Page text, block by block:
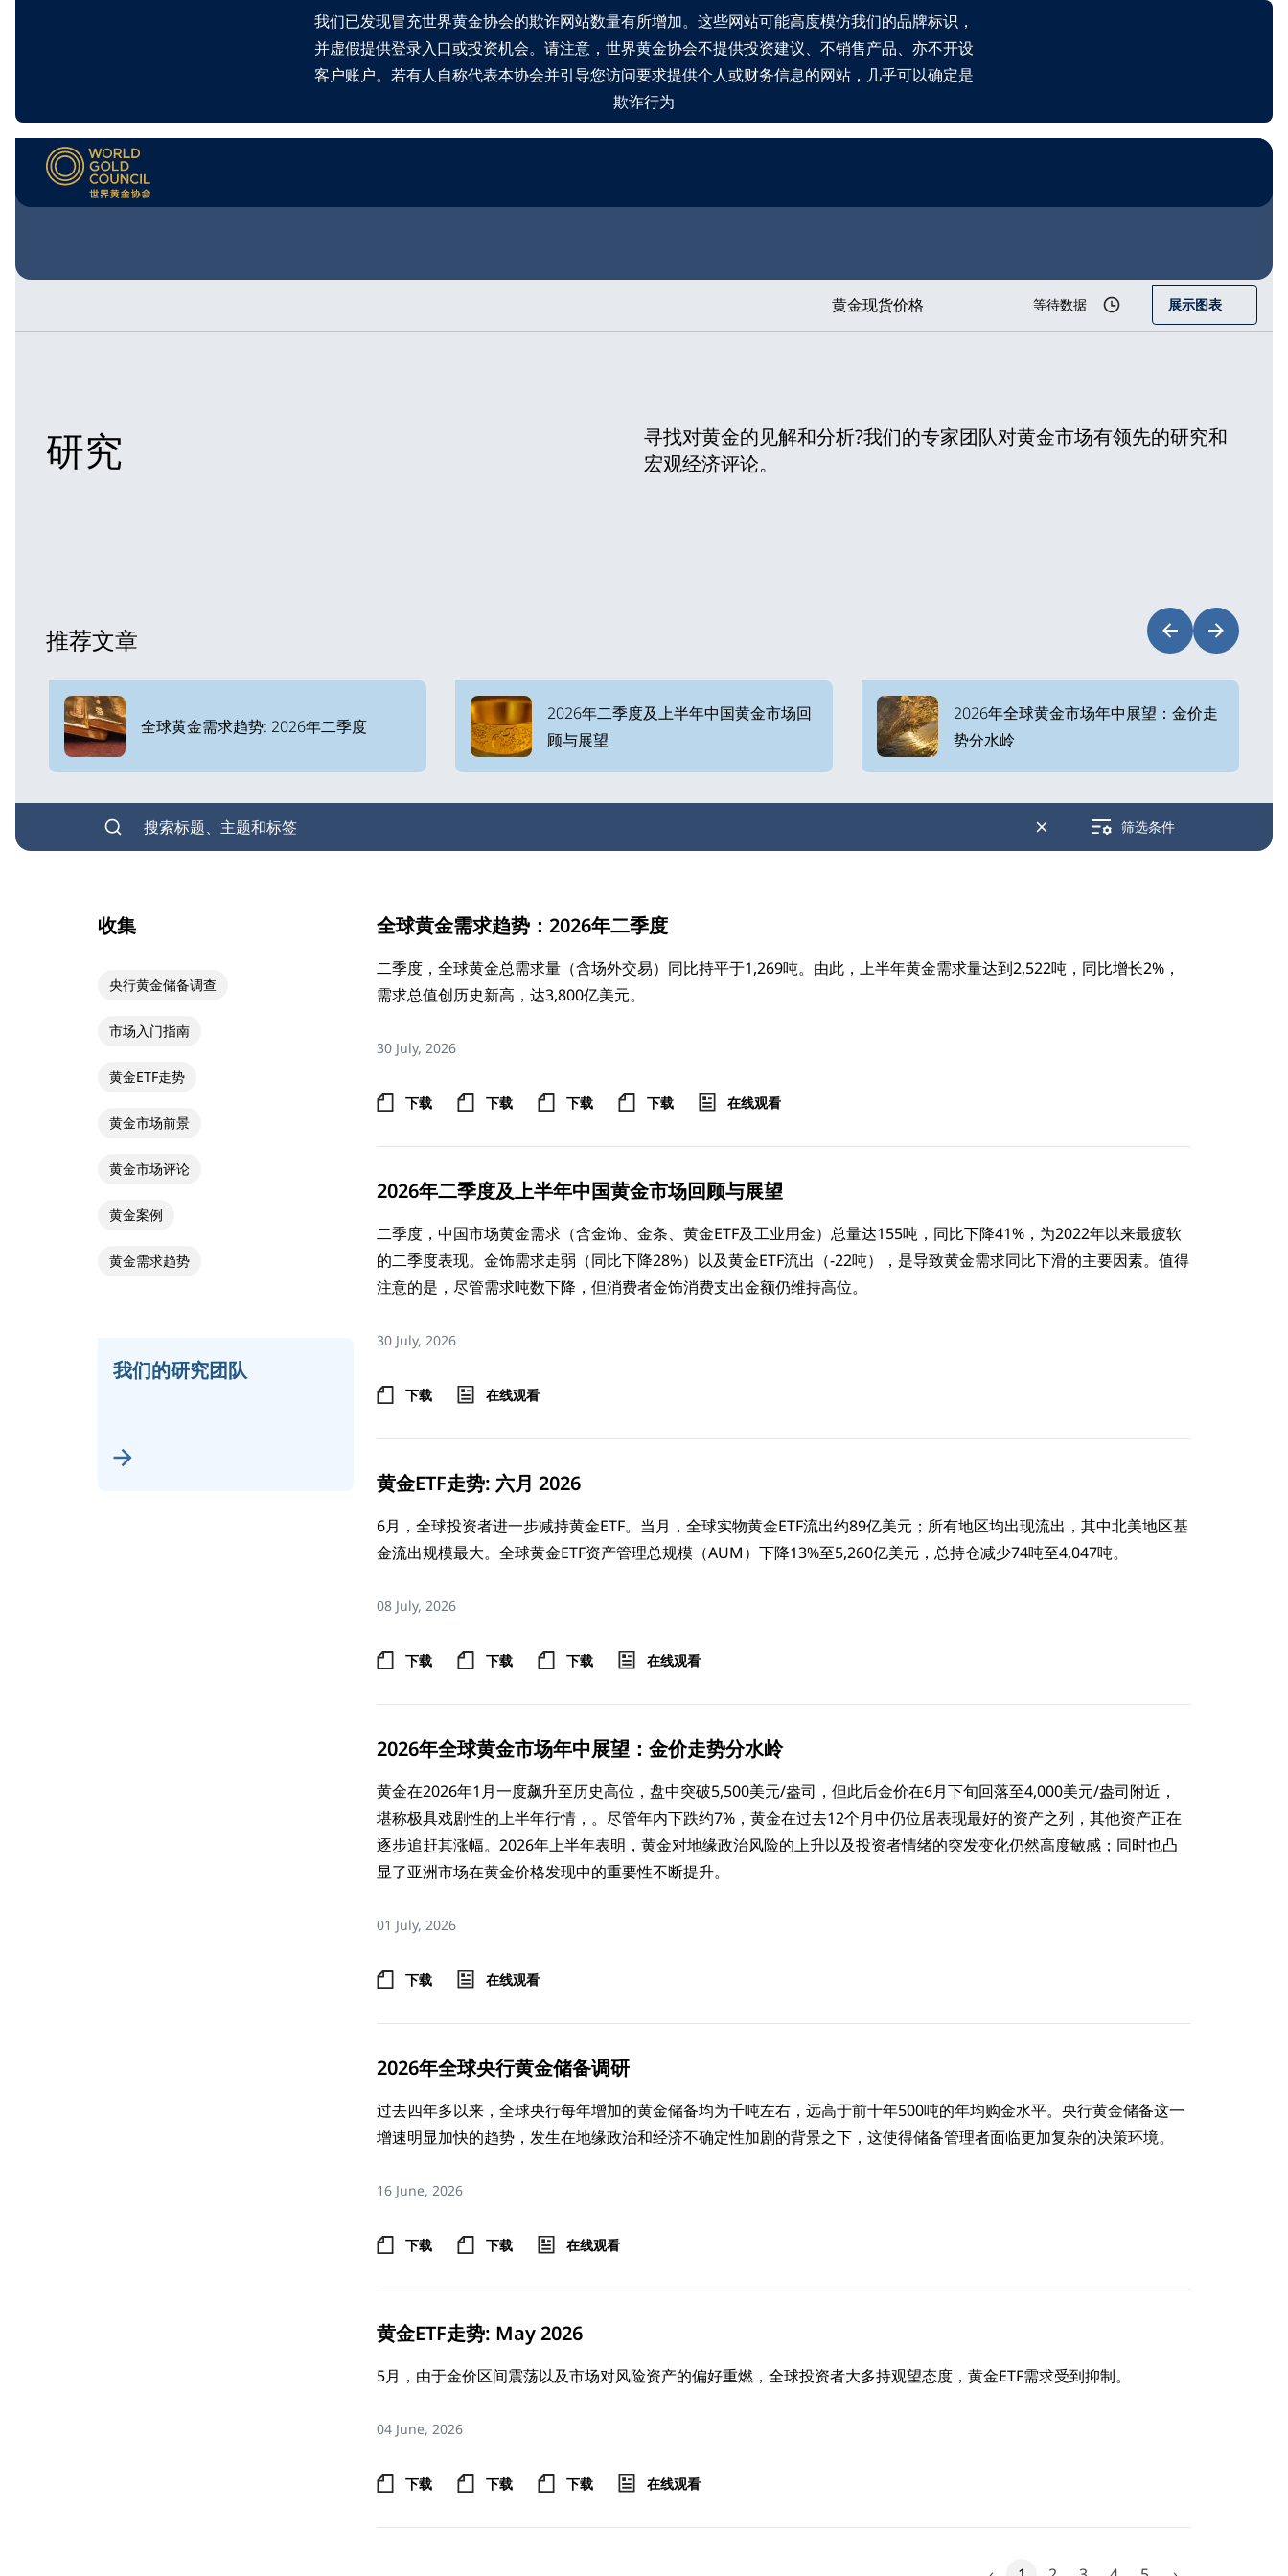
我们已发现冒充世界黄金协会的欺诈网站数量有所增加。这些网站可能高度模仿我们的品牌标识，
并虚假提供登录入口或投资机会。请注意，世界黄金协会不提供投资建议、不销售产品、亦不开设
客户账户。若有人自称代表本协会并引导您访问要求提供个人或财务信息的网站，几乎可以确定是
欺诈行为
黄金现货价格 等待数据 展示图表
研究
寻找对黄金的见解和分析?我们的专家团队对黄金市场有领先的研究和
宏观经济评论。
推荐文章
全球黄金需求趋势: 2026年二季度
2026年二季度及上半年中国黄金市场回
顾与展望
2026年全球黄金市场年中展望：金价走
势分水岭
筛选条件
收集
央行黄金储备调查
市场入门指南
黄金ETF走势
黄金市场前景
黄金市场评论
黄金案例
黄金需求趋势
我们的研究团队
全球黄金需求趋势：2026年二季度
二季度，全球黄金总需求量（含场外交易）同比持平于1,269吨。由此，上半年黄金需求量达到2,522吨，同比增长2%，
需求总值创历史新高，达3,800亿美元。
30 July, 2026
下载 下载 下载 下载 在线观看
2026年二季度及上半年中国黄金市场回顾与展望
二季度，中国市场黄金需求（含金饰、金条、黄金ETF及工业用金）总量达155吨，同比下降41%，为2022年以来最疲软
的二季度表现。金饰需求走弱（同比下降28%）以及黄金ETF流出（-22吨），是导致黄金需求同比下滑的主要因素。值得
注意的是，尽管需求吨数下降，但消费者金饰消费支出金额仍维持高位。
30 July, 2026
下载 在线观看
黄金ETF走势: 六月 2026
6月，全球投资者进一步减持黄金ETF。当月，全球实物黄金ETF流出约89亿美元；所有地区均出现流出，其中北美地区基
金流出规模最大。全球黄金ETF资产管理总规模（AUM）下降13%至5,260亿美元，总持仓减少74吨至4,047吨。
08 July, 2026
下载 下载 下载 在线观看
2026年全球黄金市场年中展望：金价走势分水岭
黄金在2026年1月一度飙升至历史高位，盘中突破5,500美元/盎司，但此后金价在6月下旬回落至4,000美元/盎司附近，
堪称极具戏剧性的上半年行情，。尽管年内下跌约7%，黄金在过去12个月中仍位居表现最好的资产之列，其他资产正在
逐步追赶其涨幅。2026年上半年表明，黄金对地缘政治风险的上升以及投资者情绪的突发变化仍然高度敏感；同时也凸
显了亚洲市场在黄金价格发现中的重要性不断提升。
01 July, 2026
下载 在线观看
2026年全球央行黄金储备调研
过去四年多以来，全球央行每年增加的黄金储备均为千吨左右，远高于前十年500吨的年均购金水平。央行黄金储备这一
增速明显加快的趋势，发生在地缘政治和经济不确定性加剧的背景之下，这使得储备管理者面临更加复杂的决策环境。
16 June, 2026
下载 下载 在线观看
黄金ETF走势: May 2026
5月，由于金价区间震荡以及市场对风险资产的偏好重燃，全球投资者大多持观望态度，黄金ETF需求受到抑制。
04 June, 2026
下载 下载 下载 在线观看